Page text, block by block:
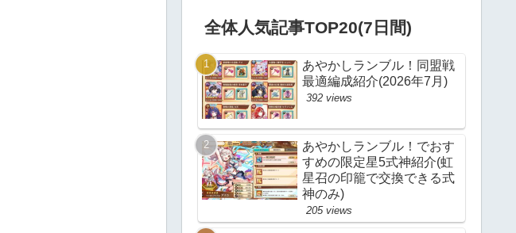
全体人気記事TOP20(7日間)
あやかしランブル！同盟戦
最適編成紹介(2026年7月)
392 views
あやかしランブル！でおす
すめの限定星5式神紹介(虹
星召の印籠で交換できる式
神のみ)
205 views